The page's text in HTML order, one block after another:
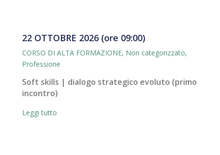
22 OTTOBRE 2026 (ore 09:00)
CORSO DI ALTA FORMAZIONE, Non categorizzato,
Professione
Soft skills | dialogo strategico evoluto (primo
incontro)
Leggi tutto